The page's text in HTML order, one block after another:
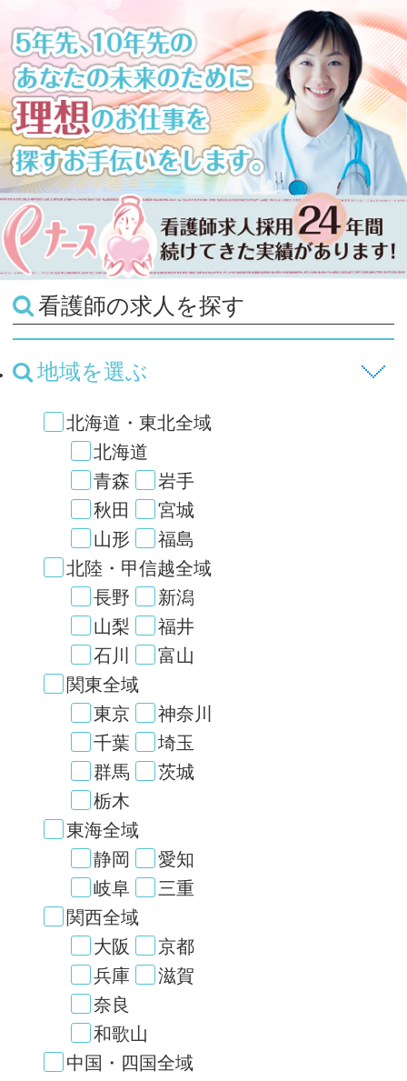
看護師の求人を探す
地域を選ぶ
北海道・東北全域
北海道
青森
岩手
秋田
宮城
山形
福島
北陸・甲信越全域
長野
新潟
山梨
福井
石川
富山
関東全域
東京
神奈川
千葉
埼玉
群馬
茨城
栃木
東海全域
静岡
愛知
岐阜
三重
関西全域
大阪
京都
兵庫
滋賀
奈良
和歌山
中国・四国全域